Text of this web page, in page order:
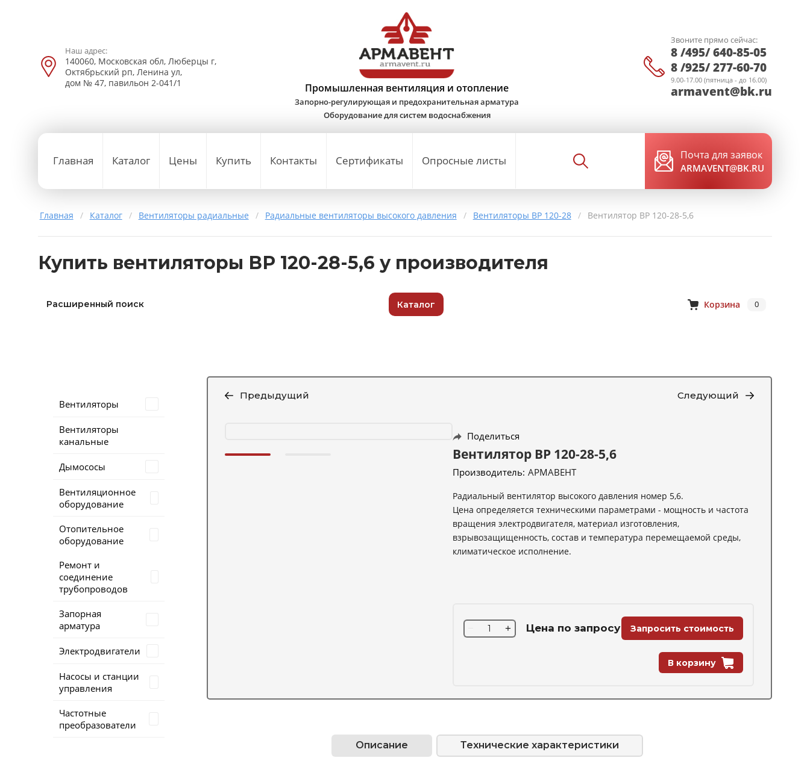
Наш адрес:
140060, Московская обл, Люберцы г,
Октябрьский рп, Ленина ул,
дом № 47, павильон 2-041/1
Промышленная вентиляция и отопление
Запорно-регулирующая и предохранительная арматура
Оборудование для систем водоснабжения
Звоните прямо сейчас:
8 /495/ 640-85-05
8 /925/ 277-60-70
9.00-17.00 (пятница - до 16.00)
armavent@bk.ru
Главная Каталог Цены Купить Контакты Сертификаты Опросные листы Почта для заявок
ARMAVENT@BK.RU
Главная / Каталог / Вентиляторы радиальные / Радиальные вентиляторы высокого давления / Вентиляторы ВР 120-28 / Вентилятор ВР 120-28-5,6
Купить вентиляторы ВР 120-28-5,6 у производителя
Расширенный поиск Каталог Корзина 0
Вентиляторы
Вентиляторы
канальные
Дымососы
Вентиляционное
оборудование
Отопительное
оборудование
Ремонт и
соединение
трубопроводов
Запорная
арматура
Электродвигатели
Насосы и станции
управления
Частотные
преобразователи
Предыдущий Следующий
Поделиться
Вентилятор ВР 120-28-5,6
Производитель: АРМАВЕНТ
Радиальный вентилятор высокого давления номер 5,6.
Цена определяется техническими параметрами - мощность и частота
вращения электродвигателя, материал изготовления,
взрывозащищенность, состав и температура перемещаемой среды,
климатическое исполнение.
+ Цена по запросу
В корзину
Запросить стоимость
Описание Технические характеристики